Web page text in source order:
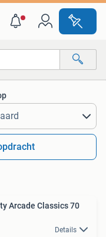
Arcade Classics 70
Details